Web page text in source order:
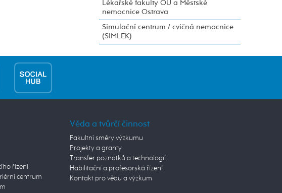
Lékařské fakulty OU a Městské
nemocnice Ostrava
Simulační centrum / cvičná nemocnice
(SIMLEK)
řízení
centrum
Věda a tvůrčí činnost
Fakultní směry výzkumu
Projekty a granty
Transfer poznatků a technologií
Habilitační a profesorská řízení
Kontakt pro vědu a výzkum